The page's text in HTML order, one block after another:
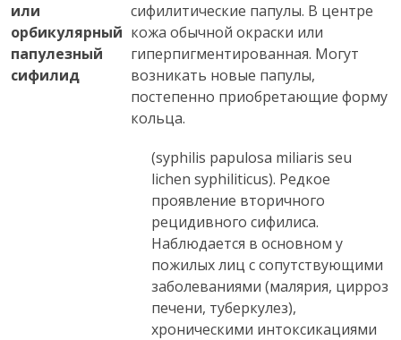
или
орбикулярный
папулезный
сифилид
сифилитические папулы. В центре
кожа обычной окраски или
гиперпигментированная. Могут
возникать новые папулы,
постепенно приобретающие форму
кольца.
(syphilis papulosa miliaris seu
lichen syphiliticus). Редкое
проявление вторичного
рецидивного сифилиса.
Наблюдается в основном у
пожилых лиц с сопутствующими
заболеваниями (малярия, цирроз
печени, туберкулез),
хроническими интоксикациями